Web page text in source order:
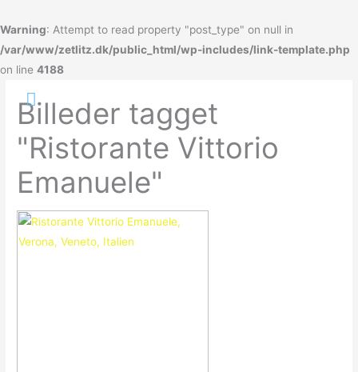
Warning: Attempt to read property "post_type" on null in
/var/www/zetlitz.dk/public_html/wp-includes/link-template.php
on line 4188
til
indholdet
Hovedmenu
Billeder tagget
"Ristorante Vittorio
Emanuele"